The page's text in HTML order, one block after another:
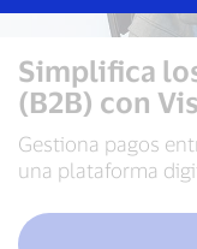
Simplifica
(B2B) con
Gestiona pagos
una plataforma